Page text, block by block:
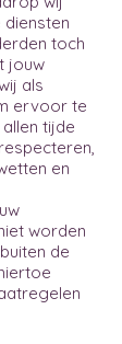
toch
jouw
als
ervoor te
tijde
en
worden
de